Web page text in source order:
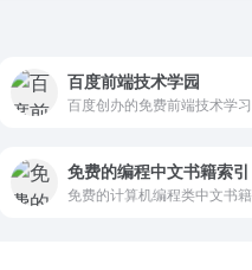
百度前端技术学园
免费的编程中文书籍索引
免费的计算机编程类中文书籍